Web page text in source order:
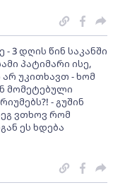
- 3 დღის წინ საკანში
პატიმარი ისე,
უკითხავთ - ხომ
მომეტებული
- გუშინ
ვთხოვ რომ
ეს ხდება